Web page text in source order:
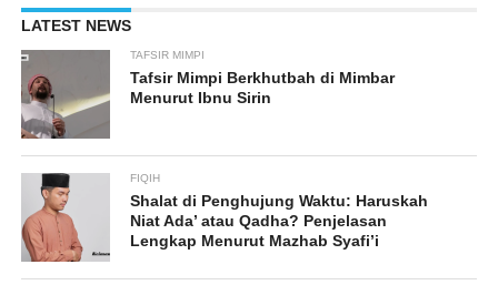
LATEST NEWS
TAFSIR MIMPI
Tafsir Mimpi Berkhutbah di Mimbar
Menurut Ibnu Sirin
FIQIH
Shalat di Penghujung Waktu: Haruskah
Niat Ada’ atau Qadha? Penjelasan
Lengkap Menurut Mazhab Syafi’i